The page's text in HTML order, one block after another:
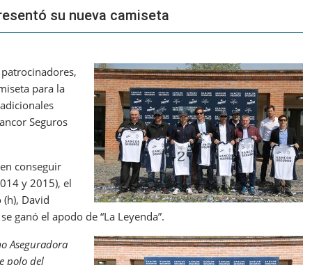
su nueva camiseta
para la
Seguros
conseguir
y 2015), el
David
ganó el apodo de “La Leyenda”.
Aseguradora
polo del